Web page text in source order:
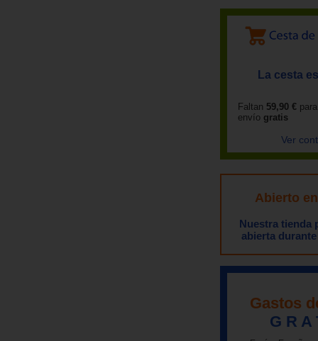
La cesta
Faltan 59,90 €
envío gratis
Ver
Abierto
Nuestra tienda
abierta
Gastos
G R A